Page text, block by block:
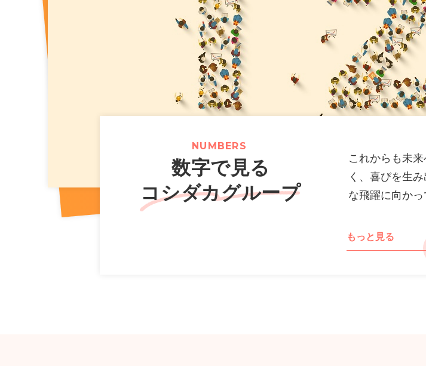
適時開示 ２０２６年８月期（第57期）配当予想の修正に関
一覧
ニュースリリース
【カラオケまねきねこ 盛岡バイパス店】 7 月30
完備の新たなエンタメ空間が誕生
（750KB）
ニュースリリース
【カラオケまねきねこ 古川台町店】7月30日
スタンプカードキャンペーンを実施!
（
ニュースルームへ
NUMBERS
数字で見る
コシダカグループ
これからも未
く、喜びを生
な飛躍に向かっ
もっと見る